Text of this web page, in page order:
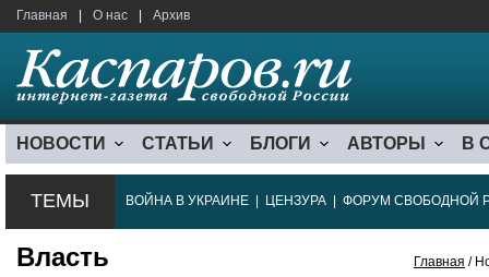
Главная О нас Архив
НОВОСТИ СТАТЬИ БЛОГИ АВТОРЫ В
ТЕМЫ ВОЙНА В УКРАИНЕ ЦЕНЗУРА ФОРУМ СВОБОДНОЙ
Власть Главная /